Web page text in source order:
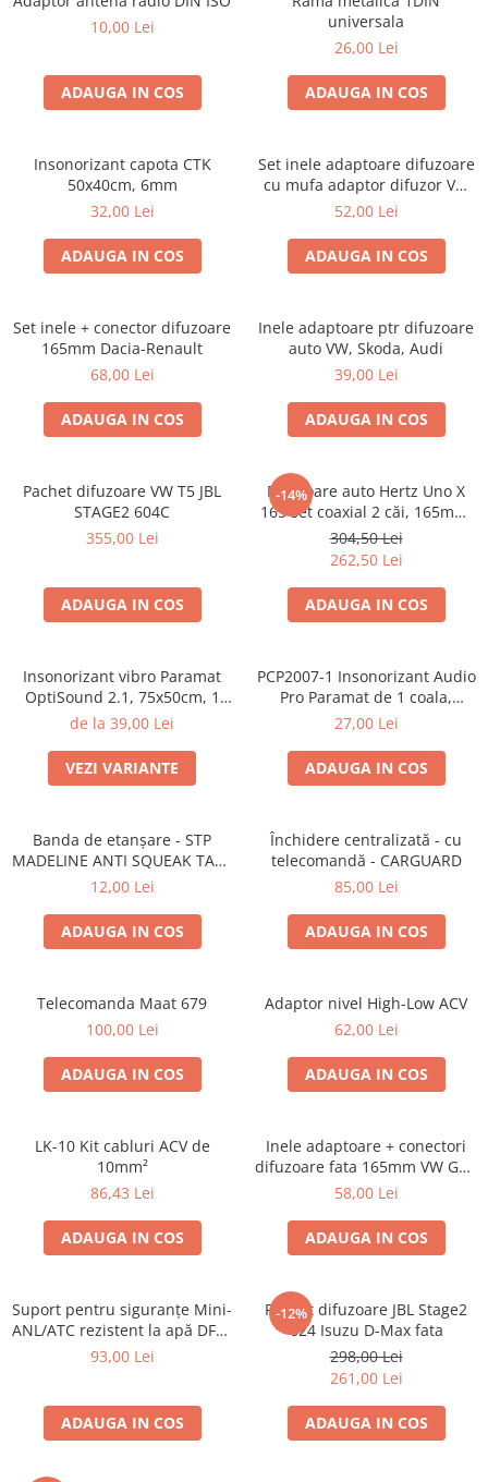
10,00 Lei
ADAUGA IN COS
universala
26,00 Lei
ADAUGA IN COS
Insonorizant capota CTK
50x40cm, 6mm
32,00 Lei
ADAUGA IN COS
Set inele adaptoare difuzoare
cu mufa adaptor difuzor VW
Passat B5/B5.5
52,00 Lei
ADAUGA IN COS
Set inele + conector difuzoare
165mm Dacia-Renault
68,00 Lei
ADAUGA IN COS
Inele adaptoare ptr difuzoare
auto VW, Skoda, Audi
39,00 Lei
ADAUGA IN COS
Pachet difuzoare VW T5 JBL
STAGE2 604C
355,00 Lei
ADAUGA IN COS
-14%
Difuzoare auto Hertz Uno X
165 set coaxial 2 căi, 165mm,
55W RMS, 4Ω, set 2 difuzoare
304,50 Lei
262,50 Lei
ADAUGA IN COS
Insonorizant vibro Paramat
OptiSound 2.1, 75x50cm, 1
coala
de la 39,00 Lei
VEZI VARIANTE
PCP2007-1 Insonorizant Audio
Pro Paramat de 1 coala,
spuma de 6mm grosime,
27,00 Lei
ADAUGA IN COS
Banda de etanșare - STP
MADELINE ANTI SQUEAK TAPE
- 15 x 2000mm
12,00 Lei
ADAUGA IN COS
Închidere centralizată - cu
telecomandă - CARGUARD
85,00 Lei
ADAUGA IN COS
Telecomanda Maat 679
100,00 Lei
ADAUGA IN COS
Adaptor nivel High-Low ACV
62,00 Lei
ADAUGA IN COS
LK-10 Kit cabluri ACV de
10mm²
86,43 Lei
ADAUGA IN COS
Inele adaptoare + conectori
difuzoare fata 165mm VW Golf
V, VI
58,00 Lei
ADAUGA IN COS
Suport pentru siguranțe Mini-
ANL/ATC rezistent la apă DFH-
WP-ANL
93,00 Lei
ADAUGA IN COS
-12%
Pachet difuzoare JBL Stage2
624 Isuzu D-Max fata
298,00 Lei
261,00 Lei
ADAUGA IN COS